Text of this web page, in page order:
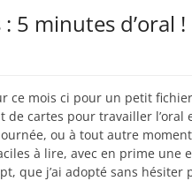
5 minutes d’oral !
ce mois ci pour un petit
de cartes pour travailler l’oral
ou à tout autre
à lire, avec en prime
que j’ai adopté sans hésiter